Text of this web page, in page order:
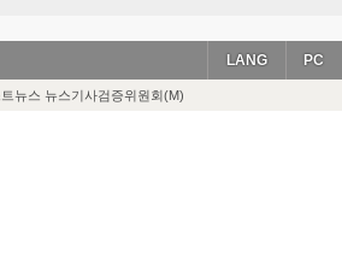
PC
LANG
뉴스 뉴스기사검증위원회(M)